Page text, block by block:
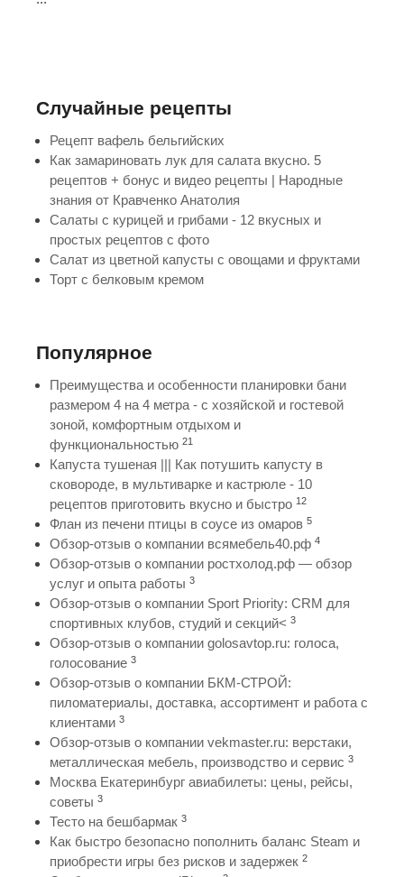
Случайные рецепты
Рецепт вафель бельгийских
Как замариновать лук для салата вкусно. 5
рецептов + бонус и видео рецепты | Народные
знания от Кравченко Анатолия
Салаты с курицей и грибами - 12 вкусных и
простых рецептов с фото
Салат из цветной капусты с овощами и фруктами
Торт с белковым кремом
Популярное
Преимущества и особенности планировки бани
размером 4 на 4 метра - с хозяйской и гостевой
зоной, комфортным отдыхом и
функциональностью 21
Капуста тушеная ||| Как потушить капусту в
сковороде, в мультиварке и кастрюле - 10
рецептов приготовить вкусно и быстро 12
Флан из печени птицы в соусе из омаров 5
Обзор-отзыв о компании всямебель40.рф 4
Обзор-отзыв о компании ростхолод.рф — обзор
услуг и опыта работы 3
Обзор-отзыв о компании Sport Priority: CRM для
спортивных клубов, студий и секций< 3
Обзор-отзыв о компании golosavtop.ru: голоса,
голосование 3
Обзор-отзыв о компании БКМ-СТРОЙ:
пиломатериалы, доставка, ассортимент и работа с
клиентами 3
Обзор-отзыв о компании vekmaster.ru: верстаки,
металлическая мебель, производство и сервис 3
Москва Екатеринбург авиабилеты: цены, рейсы,
советы 3
Тесто на бешбармак 3
Как быстро безопасно пополнить баланс Steam и
приобрести игры без рисков и задержек 2